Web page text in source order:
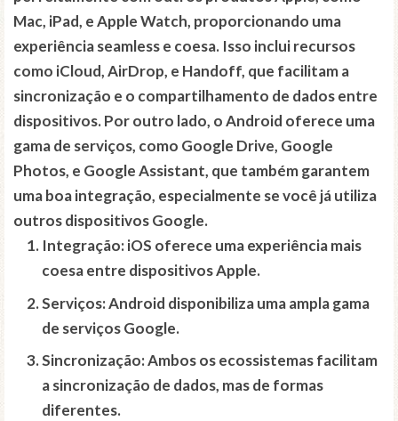
Mac, iPad, e Apple Watch, proporcionando uma
experiência seamless e coesa. Isso inclui recursos
como iCloud, AirDrop, e Handoff, que facilitam a
sincronização e o compartilhamento de dados entre
dispositivos. Por outro lado, o Android oferece uma
gama de serviços, como Google Drive, Google
Photos, e Google Assistant, que também garantem
uma boa integração, especialmente se você já utiliza
outros dispositivos Google.
Integração:iOS oferece uma experiência mais
coesa entre dispositivos Apple.
Serviços:Android disponibiliza uma ampla gama
de serviços Google.
Sincronização:Ambos os ecossistemas facilitam
a sincronização de dados, mas de formas
diferentes.